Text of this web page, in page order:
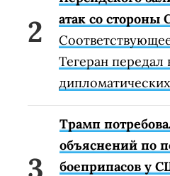
атак со
Тегеран передал
Трамп
объяснений по
боеприпасов у